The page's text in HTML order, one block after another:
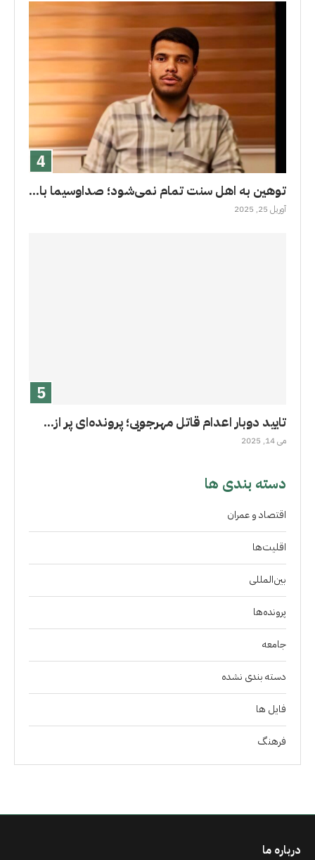
توهین به اهل سنت تمام نمی‌شود؛ صداوسیما با...
آوریل 25, 2025
تایید دوبار اعدام قاتل مهرجویی؛ پرونده‌ای پر از...
می 14, 2025
دسته بندی ها
اقتصاد و عمران
اقلیت‌ها
بین‌المللی
پرونده‌ها
جامعه
دسته بندی نشده
فايل ها
فرهنگ
درباره ما